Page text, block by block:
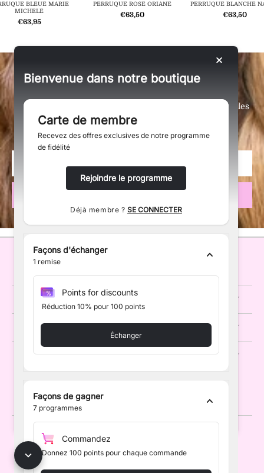
BLEUE MARIE
MICHELE
€63,95
PERRUQUE ROSE ORIANE
€63,50
PERRUQUE BLANCHE
€63,50
SOYEZ LES PREMIERS À DÉCOUVRIR NOS
NOUVEAUTÉS !
Des réductions exclusives, les nouveautés du moment, les
dernières actualités :
Vous serez au premier rang !
MENU
INFORMATIONS
CONTACT
© 2026
Bienvenue dans notre boutique
Carte de membre
Recevez des offres exclusives de notre programme
de fidélité
Rejoindre le programme
Déjà membre ? SE CONNECTER
Façons d'échanger
1 remise
Points for discounts
Réduction 10% pour 100 points
Échanger
Façons de gagner
7 programmes
Commandez
Donnez 100 points pour chaque commande